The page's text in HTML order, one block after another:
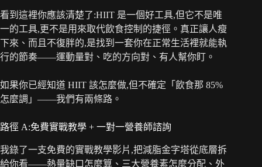
看到這裡你應該清楚了:HIIT 是一個好工具,但它不是唯
一的工具,更不是用來取代飲食控制的捷徑。真正讓人瘦
下來、而且不復胖的,是找到一套你在正常生活裡就能執
行的節奏——運動量對、吃的方向對、有人幫你盯。
如果你已經知道 HIIT 該怎麼做,但不確定「飲食那 85%
怎麼調」——我們有兩條路。
路徑 A:免費實戰教學 + 一對一營養師諮詢
我錄了一支免費的實戰教學影片,把減脂金字塔從底層拆
給你看——熱量缺口怎麼算、三大營養素怎麼分配、外